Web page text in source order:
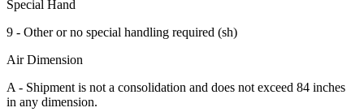
Special Hand
9 - Other or no special handling required (sh)
Air Dimension
A - Shipment is not a consolidation and does not exceed 84 inches
in any dimension.